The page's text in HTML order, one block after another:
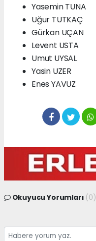
Yasemin TUNA
Uğur TUTKAÇ
Gürkan UÇAN
Levent USTA
Umut UYSAL
Yasin UZER
Enes YAVUZ
Okuyucu Yorumları (0)